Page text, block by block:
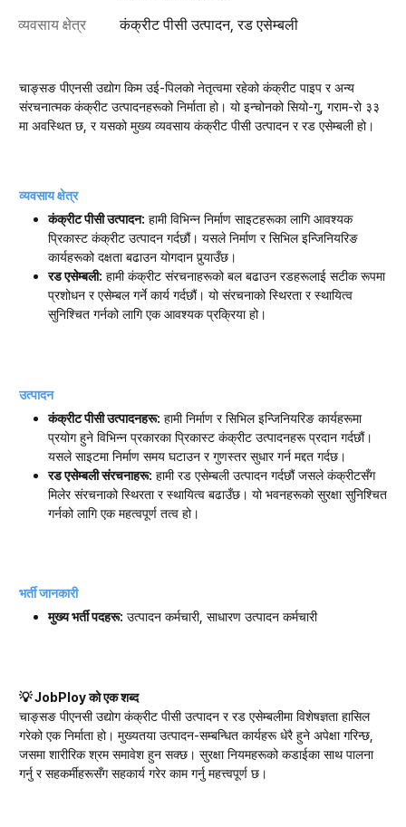
व्यवसाय क्षेत्र
कंक्रीट पीसी उत्पादन, रड एसेम्बली
चाङ्सङ पीएनसी उद्योग किम उई-पिलको नेतृत्वमा रहेको कंक्रीट पाइप र अन्य
संरचनात्मक कंक्रीट उत्पादनहरूको निर्माता हो। यो इन्चोनको सियो-गु, गराम-रो ३३
मा अवस्थित छ, र यसको मुख्य व्यवसाय कंक्रीट पीसी उत्पादन र रड एसेम्बली हो।
व्यवसाय क्षेत्र
कंक्रीट पीसी उत्पादन: हामी विभिन्न निर्माण साइटहरूका लागि आवश्यक
प्रिकास्ट कंक्रीट उत्पादन गर्दछौं। यसले निर्माण र सिभिल इन्जिनियरिङ
कार्यहरूको दक्षता बढाउन योगदान पुर्‍याउँछ।
रड एसेम्बली: हामी कंक्रीट संरचनाहरूको बल बढाउन रडहरूलाई सटीक रूपमा
प्रशोधन र एसेम्बल गर्ने कार्य गर्दछौं। यो संरचनाको स्थिरता र स्थायित्व
सुनिश्चित गर्नको लागि एक आवश्यक प्रक्रिया हो।
उत्पादन
कंक्रीट पीसी उत्पादनहरू: हामी निर्माण र सिभिल इन्जिनियरिङ कार्यहरूमा
प्रयोग हुने विभिन्न प्रकारका प्रिकास्ट कंक्रीट उत्पादनहरू प्रदान गर्दछौं।
यसले साइटमा निर्माण समय घटाउन र गुणस्तर सुधार गर्न मद्दत गर्दछ।
रड एसेम्बली संरचनाहरू: हामी रड एसेम्बली उत्पादन गर्दछौं जसले कंक्रीटसँग
मिलेर संरचनाको स्थिरता र स्थायित्व बढाउँछ। यो भवनहरूको सुरक्षा सुनिश्चित
गर्नको लागि एक महत्वपूर्ण तत्व हो।
भर्ती जानकारी
मुख्य भर्ती पदहरू: उत्पादन कर्मचारी, साधारण उत्पादन कर्मचारी
💡 JobPloy को एक शब्द
चाङ्सङ पीएनसी उद्योग कंक्रीट पीसी उत्पादन र रड एसेम्बलीमा विशेषज्ञता हासिल
गरेको एक निर्माता हो। मुख्यतया उत्पादन-सम्बन्धित कार्यहरू धेरै हुने अपेक्षा गरिन्छ,
जसमा शारीरिक श्रम समावेश हुन सक्छ। सुरक्षा नियमहरूको कडाईका साथ पालना
गर्नु र सहकर्मीहरूसँग सहकार्य गरेर काम गर्नु महत्त्वपूर्ण छ।